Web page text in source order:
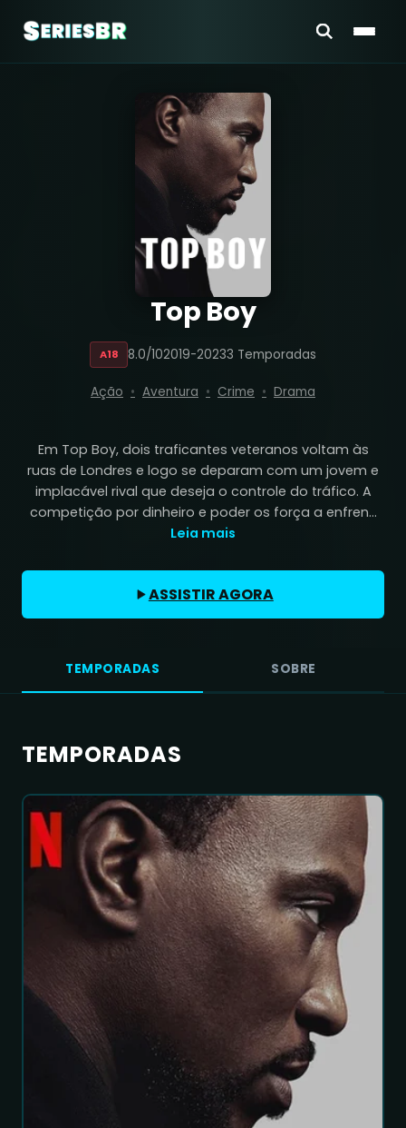
Top Boy
A18 8.0/102019-20233 Temporadas
Ação Aventura Crime Drama
Em Top Boy, dois traficantes veteranos voltam às
ruas de Londres e logo se deparam com um jovem e
implacável rival que deseja o controle do tráfico. A
competição por dinheiro e poder os força a enfren...
Leia mais
ASSISTIR AGORA
TEMPORADAS SOBRE
TEMPORADAS